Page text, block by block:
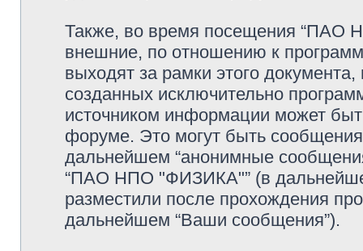
Также, во время посещения
внешние, по отношению к
выходят за рамки этого
созданных исключительно
источником информации может
форуме. Это могут быть
дальнейшем “анонимные
“ПАО НПО "ФИЗИКА"” (в
разместили после прохождения
дальнейшем “Ваши сообщения”).